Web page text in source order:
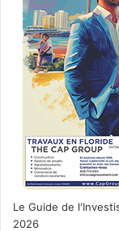
Le Guide de
2026